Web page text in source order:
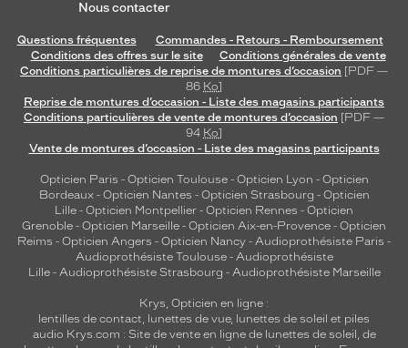
Nous contacter
Questions fréquentes
Commandes - Retours - Remboursement
Conditions des offres sur le site
Conditions générales de vente
Conditions particulières de reprise de montures d’occasion [PDF —
86 Ko]
Reprise de montures d’occasion - Liste des magasins participants
Conditions particulières de vente de montures d’occasion [PDF —
94 Ko]
Vente de montures d’occasion - Liste des magasins participants
Opticien Paris - Opticien Toulouse- Opticien Lyon - Opticien
Bordeaux- Opticien Nantes - Opticien Strasbourg - Opticien
Lille - Opticien Montpellier - Opticien Rennes - Opticien
Grenoble - Opticien Marseille - Opticien Aix-en-Provence - Opticien
Reims - Opticien Angers - Opticien Nancy - Audioprothésiste Paris -
Audioprothésiste Toulouse- Audioprothésiste
Lille- Audioprothésiste Strasbourg - Audioprothésiste Marseille
Krys, Opticien en ligne :
lentilles de contact, lunettes de vue, lunettes de soleil et piles
audio Krys.com : Site de vente en ligne de lunettes de soleil, de